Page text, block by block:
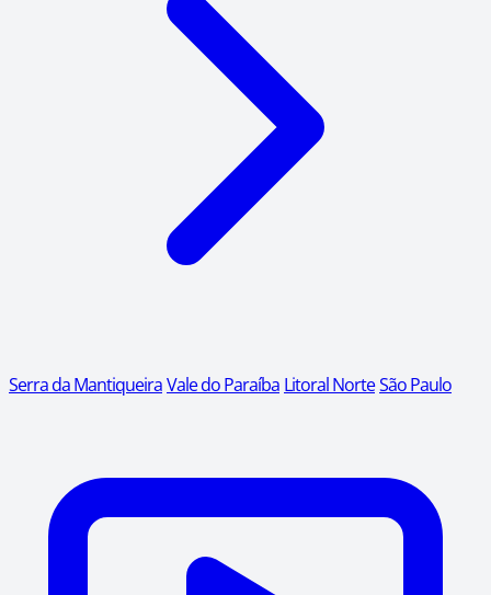
Serra da MantiqueiraVale do Paraíba Litoral NorteSão Paulo